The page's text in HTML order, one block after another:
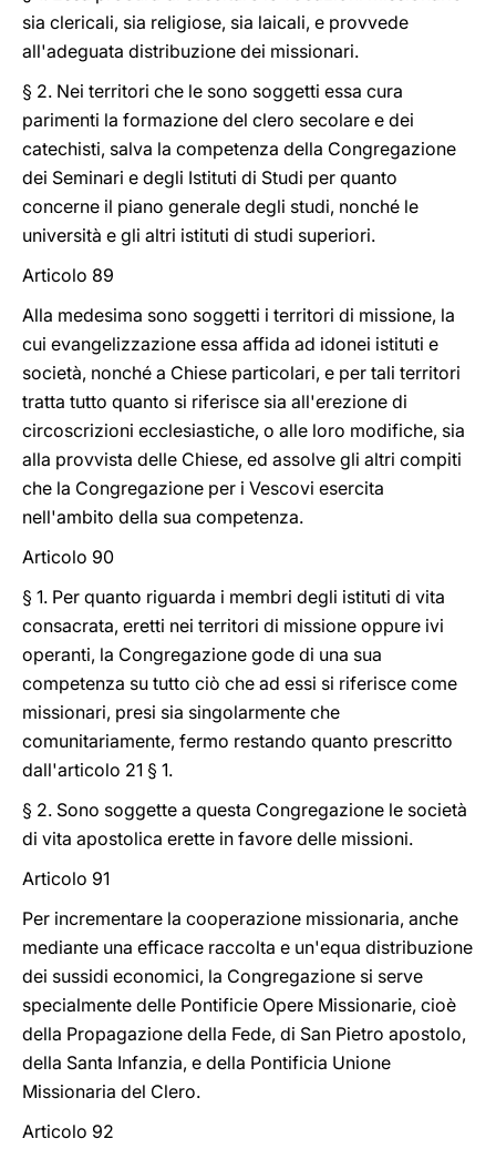
sia clericali, sia religiose, sia laicali, e provvede
all'adeguata distribuzione dei missionari.
§ 2. Nei territori che le sono soggetti essa cura
parimenti la formazione del clero secolare e dei
catechisti, salva la competenza della Congregazione
dei Seminari e degli Istituti di Studi per quanto
concerne il piano generale degli studi, nonché le
università e gli altri istituti di studi superiori.
Articolo 89
Alla medesima sono soggetti i territori di missione, la
cui evangelizzazione essa affida ad idonei istituti e
società, nonché a Chiese particolari, e per tali territori
tratta tutto quanto si riferisce sia all'erezione di
circoscrizioni ecclesiastiche, o alle loro modifiche, sia
alla provvista delle Chiese, ed assolve gli altri compiti
che la Congregazione per i Vescovi esercita
nell'ambito della sua competenza.
Articolo 90
§ 1. Per quanto riguarda i membri degli istituti di vita
consacrata, eretti nei territori di missione oppure ivi
operanti, la Congregazione gode di una sua
competenza su tutto ciò che ad essi si riferisce come
missionari, presi sia singolarmente che
comunitariamente, fermo restando quanto prescritto
dall'articolo 21 § 1.
§ 2. Sono soggette a questa Congregazione le società
di vita apostolica erette in favore delle missioni.
Articolo 91
Per incrementare la cooperazione missionaria, anche
mediante una efficace raccolta e un'equa distribuzione
dei sussidi economici, la Congregazione si serve
specialmente delle Pontificie Opere Missionarie, cioè
della Propagazione della Fede, di San Pietro apostolo,
della Santa Infanzia, e della Pontificia Unione
Missionaria del Clero.
Articolo 92